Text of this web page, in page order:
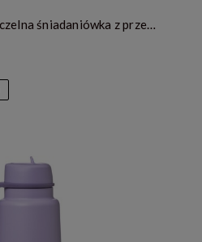
B.BOX Lunchbox - szczelna śniadaniówka z przegródkami i wkładem chłodzącym - Emerald Forest